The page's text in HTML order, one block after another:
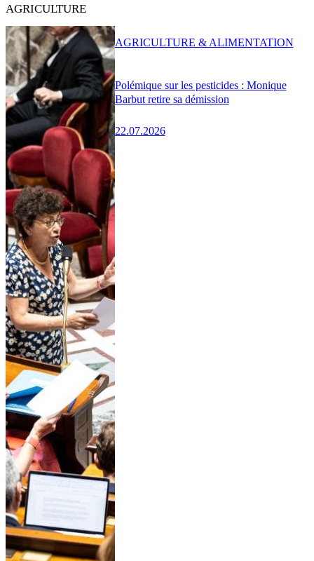
AGRICULTURE
Polémique sur les pesticides : Monique
Barbut retire sa démission
22.07.2026
AGRICULTURE & ALIMENTATION